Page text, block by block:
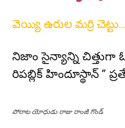
వెయ్యి ఉరుల మర్రి
నిజాం సైన్యాన్ని
రిపబ్లిక్ హిందూస్థాన్ ”
పోరాట యోధుడు రాజు రాంజీ గొండ్